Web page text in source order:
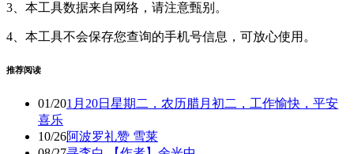
3、本工具数据来自网络，请注意甄别。
4、本工具不会保存您查询的手机号信息，可放心使用。
推荐阅读
01/201月20日星期二，农历腊月初二，工作愉快，平安
喜乐
10/26阿波罗礼赞 雪莱